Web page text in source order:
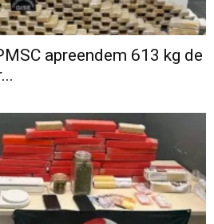
apreendem 613 kg de